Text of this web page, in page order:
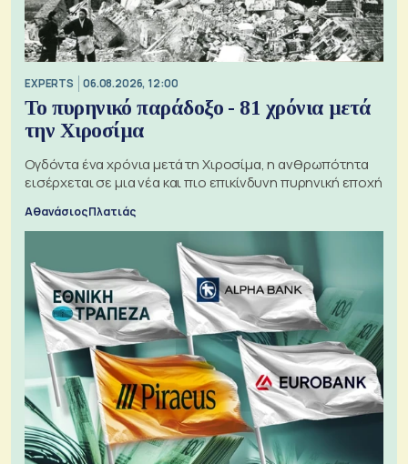
EXPERTS 06.08.2026, 12:00
Το πυρηνικό παράδοξο - 81 χρόνια μετά
την Χιροσίμα
Ογδόντα ένα χρόνια μετά τη Χιροσίμα, η ανθρωπότητα
εισέρχεται σε μια νέα και πιο επικίνδυνη πυρηνική εποχή
Αθανάσιος Πλατιάς